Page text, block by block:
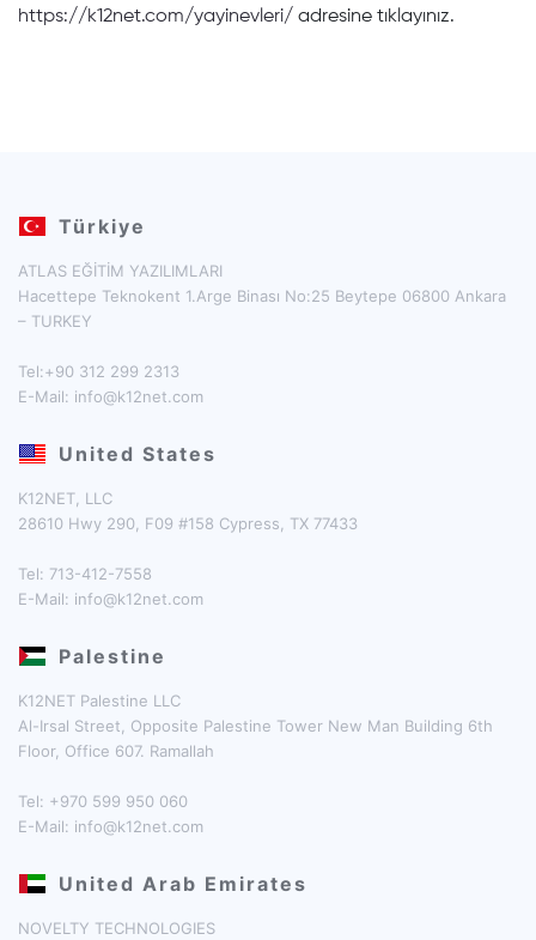
https://k12net.com/yayinevleri/ adresine tıklayınız.
Türkiye
ATLAS EĞİTİM YAZILIMLARI
Hacettepe Teknokent 1.Arge Binası No:25 Beytepe 06800 Ankara
– TURKEY
Tel:+90 312 299 2313
E-Mail: info@k12net.com
United States
K12NET, LLC
28610 Hwy 290, F09 #158 Cypress, TX 77433
Tel: 713-412-7558
E-Mail: info@k12net.com
Palestine
K12NET Palestine LLC
Al-Irsal Street, Opposite Palestine Tower New Man Building 6th
Floor, Office 607. Ramallah
Tel: +970 599 950 060
E-Mail: info@k12net.com
United Arab Emirates
NOVELTY TECHNOLOGIES